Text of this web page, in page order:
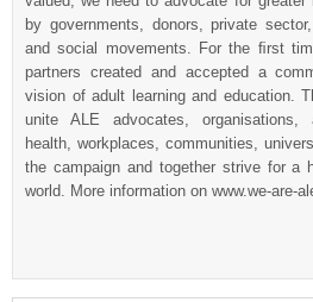
by governments, donors, private
and social movements. For the ﬁrst
partners created and accepted a
vision of adult learning and education.
unite ALE advocates, organisations,
health, workplaces, communities,
the campaign and together strive for a
world. More information on www.we-are-